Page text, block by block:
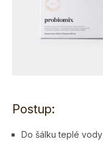
Postup:
Do šálku teplé